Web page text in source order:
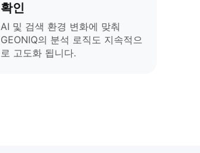
확인
AI 및 검색 환경 변화에 맞춰
GEONIQ의 분석 로직도 지속적으
로 고도화 됩니다.